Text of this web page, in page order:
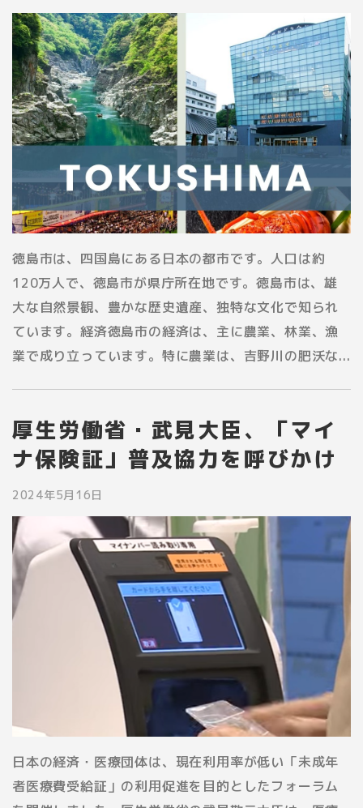
徳島市は、四国島にある日本の都市です。人口は約
120万人で、徳島市が県庁所在地です。徳島市は、雄
大な自然景観、豊かな歴史遺産、独特な文化で知られ
ています。経済徳島市の経済は、主に農業、林業、漁
業で成り立っています。特に農業は、吉野川の肥沃な...
厚生労働省・武見大臣、「マイ
ナ保険証」普及協力を呼びかけ
2024年5月16日
日本の経済・医療団体は、現在利用率が低い「未成年
者医療費受給証」の利用促進を目的としたフォーラム